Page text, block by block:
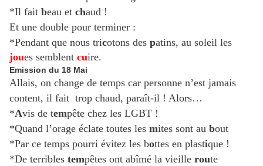
*Il fait beau et chaud !
Et une double pour terminer :
*Pendant que nous tricotons des patins, au soleil les
joues semblent cuire.
Emission du 18 Mai
Allais, on change de temps car personne n’est jamais
content, il fait trop chaud, paraît-il ! Alors…
*Avis de tempête chez les LGBT !
*Quand l’orage éclate toutes les mites sont au bout
*Par ce temps pourri évitez les bottes en plastique !
*De terribles tempêtes ont abîmé la vieille route